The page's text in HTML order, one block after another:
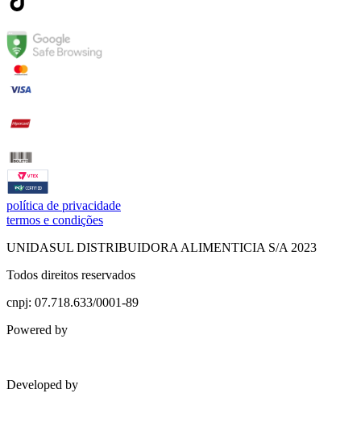
política de privacidade
termos e condições
UNIDASUL DISTRIBUIDORA ALIMENTICIA S/A 2023
Todos direitos reservados
cnpj: 07.718.633/0001-89
Powered by
Developed by